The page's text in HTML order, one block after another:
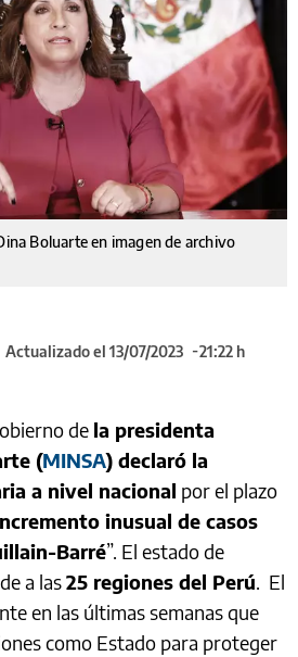
Boluarte en imagen de archivo
Actualizado el 13/07/2023
21:22 h
de la presidenta
(MINSA) declaró la
a nivel nacional por el plazo
inusual de casos
Barré”. El estado de
a las25 regiones del Perú. El
en las últimas semanas que
como Estado para proteger